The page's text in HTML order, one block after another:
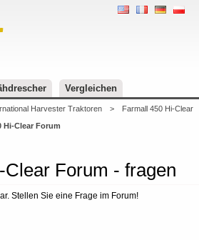
Vergleichen
Harvester Traktoren >
Farmall 450 Hi-Clear
Hi-Clear Forum
Forum - fragen
Stellen Sie eine Frage im Forum!